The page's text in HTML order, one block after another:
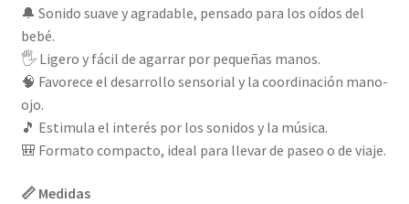
🔔 Sonido suave y agradable, pensado para los oídos del
bebé.
🖐️ Ligero y fácil de agarrar por pequeñas manos.
🧠 Favorece el desarrollo sensorial y la coordinación mano-
ojo.
🎵 Estimula el interés por los sonidos y la música.
🎒 Formato compacto, ideal para llevar de paseo o de viaje.
📏 Medidas